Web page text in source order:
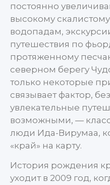
постоянно
высокому
водопадам,
путешествия по
протяженному
северном берегу
только некоторые
связывает фактор,
увлекательные
возможными, —
люди Ида-Вирумаа,
«край» на карту.
История рождения
уходит в 2009 год,